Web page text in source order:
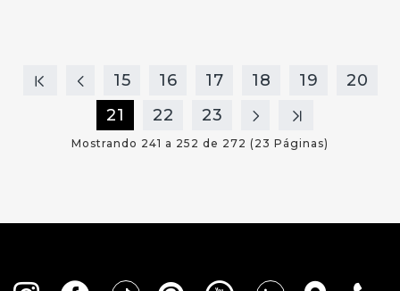
15 16 17 18 19
20
21
22 23
Mostrando 241 a 252 de 272 (23 Páginas)